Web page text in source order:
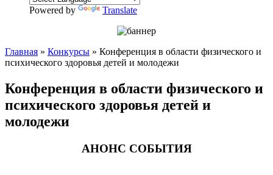
Powered by Translate
Главная » Конкурсы » Конференция в области физического и
психического здоровья детей и молодежи
Конференция в области физического и
психического здоровья детей и
молодежи
АНОНС СОБЫТИЯ